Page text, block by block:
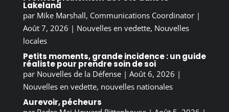
Lakeland
par Mike Marshall, Communications Coordinator|
Août 7, 2026 | Nouvelles en vedette, Nouvelles
locales
Petits moments, grande incidence : un guide
réaliste pour prendre soin de soi
par Nouvelles de la Défense| Août 6, 2026 |
Nouvelles en vedette, nouvelles nationales
Aurevoir, pécheurs